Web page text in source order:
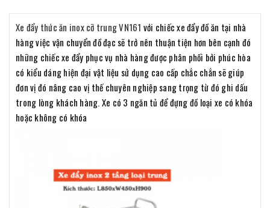
Xe đẩy thức ăn inox cỡ trung VN161 với chiếc xe đẩy đồ ăn tại nhà
hàng việc vận chuyển đồ đạc sẽ trở nên thuận tiện hơn bên cạnh đó
những chiếc xe đẩy phục vụ nhà hàng được phân phối bởi phúc hòa
có kiểu dáng hiện đại vật liệu sử dụng cao cấp chắc chắn sẽ giúp
đơn vị đó nâng cao vị thế chuyên nghiệp sang trọng từ đó ghi dấu
trong lòng khách hàng. Xe có 3 ngăn tủ để đựng đồ loại xe có khóa
hoặc không có khóa